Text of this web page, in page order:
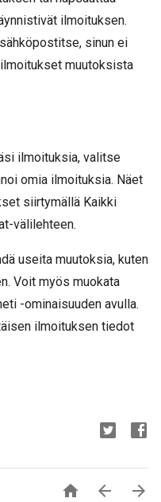
ilmoituksen.
sinun ei
muutoksista
ilmoituksia, valitse
omia ilmoituksia. Näet
siirtymällä Kaikki
välilehteen.
useita muutoksia, kuten
Voit myös muokata
-ominaisuuden avulla.
ilmoituksen tiedot
  